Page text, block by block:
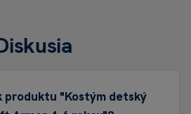
produktu "Kostým detský